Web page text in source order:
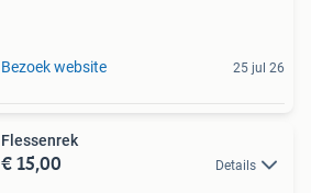
Bezoek website 25 jul 26
Flessenrek
€ 15,00 Details